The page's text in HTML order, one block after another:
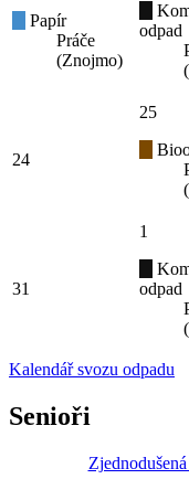
Papír
Práče
(Znojmo)
odpad
24
25
31
1
odpad
Kalendář svozu odpadu
Senioři